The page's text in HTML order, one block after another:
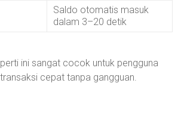
Saldo otomatis masuk
dalam 3–20 detik
ini sangat cocok untuk pengguna
cepat tanpa gangguan.